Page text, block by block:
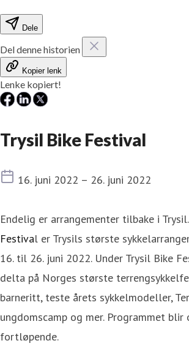
Dele
Del denne historien
Kopier lenk
Lenke kopiert!
Trysil Bike Festival
Dato
16. juni 2022 – 26. juni 2022
Endelig er arrangementer tilbake i Trysil.
Festival er Trysils største
16. til 26. juni 2022. Under Trysil Bike
delta på Norges største
barneritt, teste årets sykkelmodeller,
ungdomscamp og mer. Programmet
fortløpende.